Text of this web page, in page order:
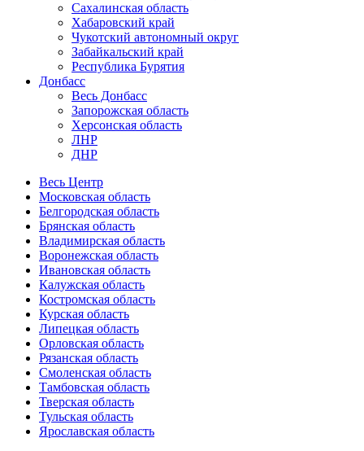
Сахалинская область
Хабаровский край
Чукотский автономный округ
Забайкальский край
Республика Бурятия
Донбасс
Весь Донбасс
Запорожская область
Херсонская область
ЛНР
ДНР
Весь Центр
Московская область
Белгородская область
Брянская область
Владимирская область
Воронежская область
Ивановская область
Калужская область
Костромская область
Курская область
Липецкая область
Орловская область
Рязанская область
Смоленская область
Тамбовская область
Тверская область
Тульская область
Ярославская область